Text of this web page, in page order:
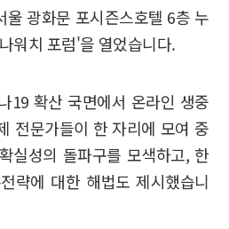
울 광화문 포시즌스호텔 6층 누
워치 포럼'을 열었습니다.
19 확산 국면에서 온라인 생중
전문가들이 한 자리에 모여 중
실성의 돌파구를 모색하고, 한
략에 대한 해법도 제시했습니